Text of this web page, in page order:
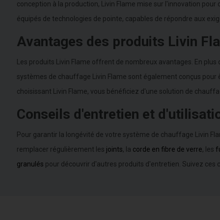
conception à la production, Livin Flame mise sur l'innovation
équipés de technologies de pointe, capables de répondre aux
Avantages des produits Livin
Les produits Livin Flame offrent de nombreux avantages. En
systèmes de chauffage Livin Flame sont également conçus
choisissant Livin Flame, vous bénéficiez d'une solution de
Conseils d'entretien et
Pour garantir la longévité de votre système de chauffage Livin
remplacer régulièrement les joints, la corde en fibre de verre, les
granulés pour découvrir d'autres produits d'entretien. Suivez